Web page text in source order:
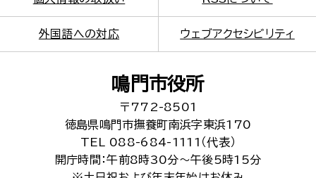
外国語への対応 ウェブアクセシビリティ
鳴門市役所
〒772-8501
徳島県鳴門市撫養町南浜字東浜170
TEL 088-684-1111（代表）
開庁時間：午前8時30分～午後5時15分